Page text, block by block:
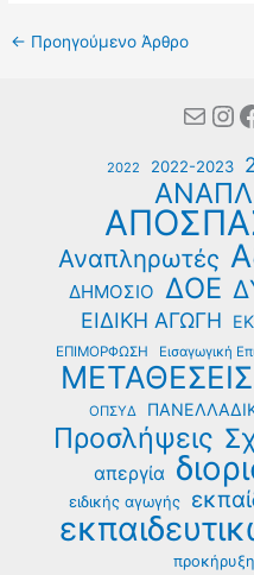
← Προηγούμενο Άρθρο
Mail
2022 2022-2023
Αναπληρωτές
ΔΗΜΟΣΙΟ ΔΟΕ
ΕΙΔΙΚΗ ΑΓΩΓΗ
ΕΠΙΜΟΡΦΩΣΗ Εισαγωγική
ΜΕΤΑΘΕΣΕΙΣ
ΟΠΣΥΔ
Προσλήψεις
απεργία
ειδικής αγωγής
προκήρυξη